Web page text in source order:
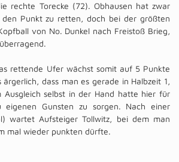
rechte Torecke (72). Obhausen hat zwar
den Punkt zu retten, doch bei der größten
von No. Dunkel nach Freistoß Brieg,
rettende Ufer wächst somit auf 5 Punkte
dass man es gerade in Halbzeit 1,
Ausgleich selbst in der Hand hatte hier für
eigenen Gunsten zu sorgen. Nach einer
wartet Aufsteiger Tollwitz, bei dem man
mal wieder punkten dürfte.